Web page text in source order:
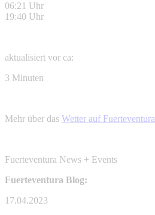
06:21 Uhr
19:40 Uhr
aktualisiert vor ca:
3 Minuten
Mehr über das Wetter auf Fuerteventura
Fuerteventura News + Events
Fuerteventura Blog:
17.04.2023